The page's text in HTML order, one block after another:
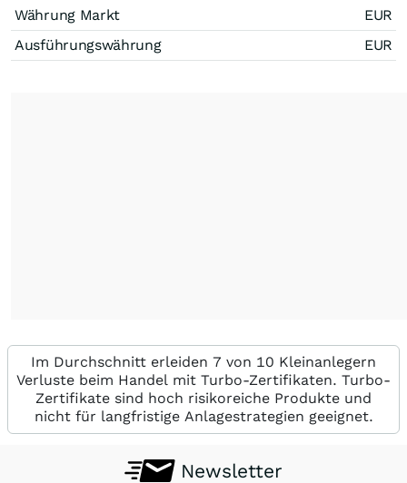
Währung Markt
EUR
Ausführungswährung
EUR
Im Durchschnitt erleiden 7 von 10 Kleinanlegern
Verluste beim Handel mit Turbo-Zertifikaten. Turbo-
Zertifikate sind hoch risikoreiche Produkte und
nicht für langfristige Anlagestrategien geeignet.
Newsletter